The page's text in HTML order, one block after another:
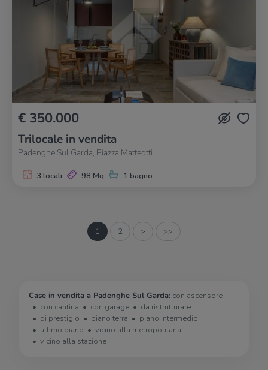
€ 350.000
Trilocale in vendita
Padenghe Sul Garda, Piazza Matteotti
3 locali 98 Mq 1 bagno
1 2 > >>
Case in vendita a Padenghe Sul Garda: con ascensore
con cantina
con garage
da ristrutturare
di prestigio
piano terra
piano intermedio
ultimo piano
vicino alla metropolitana
vicino alla stazione